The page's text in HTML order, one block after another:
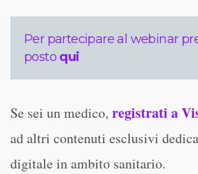
Per partecipare al webinar
posto qui
Se sei un medico, registrati a
ad altri contenuti esclusivi
digitale in ambito sanitario.